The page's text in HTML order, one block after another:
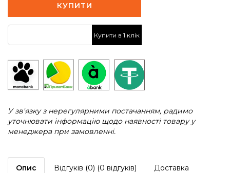
КУПИТИ
Купити в 1 клік
У зв'язку з нерегулярними постачанням, радимо
уточнювати інформацію щодо наявності товару у
менеджера при замовленні.
Опис Відгуків (0) (0 відгуків) Доставка